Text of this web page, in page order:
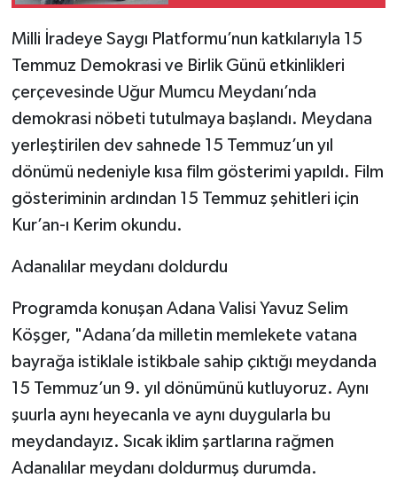
Milli İradeye Saygı Platformu’nun katkılarıyla 15
Temmuz Demokrasi ve Birlik Günü etkinlikleri
çerçevesinde Uğur Mumcu Meydanı’nda
demokrasi nöbeti tutulmaya başlandı. Meydana
yerleştirilen dev sahnede 15 Temmuz’un yıl
dönümü nedeniyle kısa film gösterimi yapıldı. Film
gösteriminin ardından 15 Temmuz şehitleri için
Kur’an-ı Kerim okundu.
Adanalılar meydanı doldurdu
Programda konuşan Adana Valisi Yavuz Selim
Köşger, "Adana’da milletin memlekete vatana
bayrağa istiklale istikbale sahip çıktığı meydanda
15 Temmuz’un 9. yıl dönümünü kutluyoruz. Aynı
şuurla aynı heyecanla ve aynı duygularla bu
meydandayız. Sıcak iklim şartlarına rağmen
Adanalılar meydanı doldurmuş durumda.